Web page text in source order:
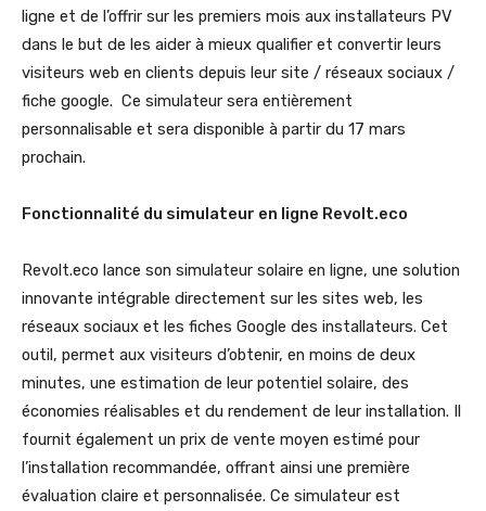
ligne et de l’offrir sur les premiers mois aux installateurs PV
dans le but de les aider à mieux qualifier et convertir leurs
visiteurs web en clients depuis leur site / réseaux sociaux /
fiche google. Ce simulateur sera entièrement
personnalisable et sera disponible à partir du 17 mars
prochain.
Fonctionnalité du simulateur en ligne Revolt.eco
Revolt.eco lance son simulateur solaire en ligne, une solution
innovante intégrable directement sur les sites web, les
réseaux sociaux et les fiches Google des installateurs. Cet
outil, permet aux visiteurs d’obtenir, en moins de deux
minutes, une estimation de leur potentiel solaire, des
économies réalisables et du rendement de leur installation. Il
fournit également un prix de vente moyen estimé pour
l’installation recommandée, offrant ainsi une première
évaluation claire et personnalisée. Ce simulateur est